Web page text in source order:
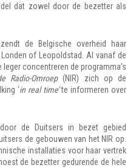
dat zowel door de bezetter als
de Belgische overheid haar
of Leopoldstad. Al vanaf de
concentreren de programma’s
Radio-Omroep(NIR) zich op de
‘in real time’te informeren over
de Duitsers in bezet gebied
de gebouwen van het NIR op.
installaties voor haar vertrek
de bezetter gedurende de hele